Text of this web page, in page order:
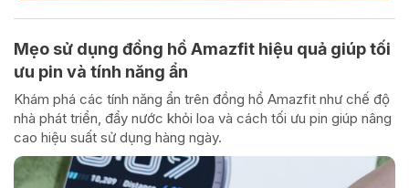
Mẹo sử dụng đồng hồ Amazfit hiệu quả giúp tối
ưu pin và tính năng ẩn
Khám phá các tính năng ẩn trên đồng hồ Amazfit như chế độ
nhà phát triển, đẩy nước khỏi loa và cách tối ưu pin giúp nâng
cao hiệu suất sử dụng hàng ngày.